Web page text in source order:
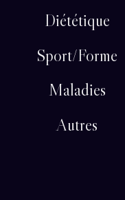
Diététique
Sport/Forme
Maladies
Autres